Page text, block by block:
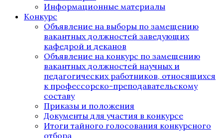
Информационные материалы
Конкурс
Объявление на выборы по замещению
вакантных должностей заведующих
кафедрой и деканов
Объявление на конкурс по замещению
вакантных должностей научных и
педагогических работников, относящихся
к профессорско-преподавательскому
составу
Приказы и положения
Документы для участия в конкурсе
Итоги тайного голосования конкурсного
отбора